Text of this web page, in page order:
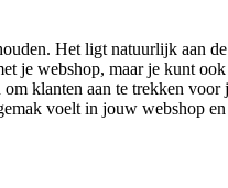
Het ligt natuurlijk aan
je webshop, maar je kunt
klanten aan te trekken voor
voelt in jouw webshop